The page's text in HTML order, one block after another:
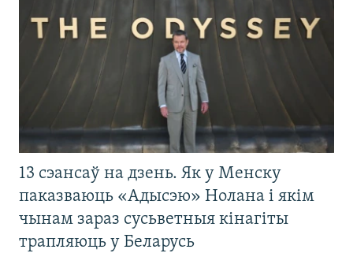
13 сэансаў на дзень. Як у Менску
паказваюць «Адысэю» Нолана і якім
чынам зараз сусьветныя кінагіты
трапляюць у Беларусь